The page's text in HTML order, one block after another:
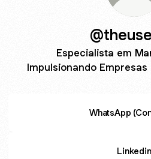
Especialista em
Impulsionando
WhatsApp
Linkedin